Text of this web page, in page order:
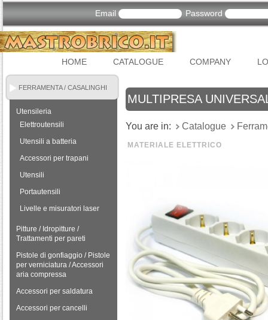
Email Password
HOME CATALOGUE COMPANY
FERRAMENTA / CASALINGHI
Utensileria
Elettroutensili
Utensili a batteria
Accessori per trapani
Utensili
Portautensili
Livelle e misuratori laser
Pitture / Idropitture /
Trattamenti per pareti
Pistole di gonfiaggio / Pistole
per verniciatura / Accessori
aria compressa
Accessori per saldatura
Accessori per cancelli
MULTIPRESA
You are in: Catalogue
MATERIALE ELETTRICO